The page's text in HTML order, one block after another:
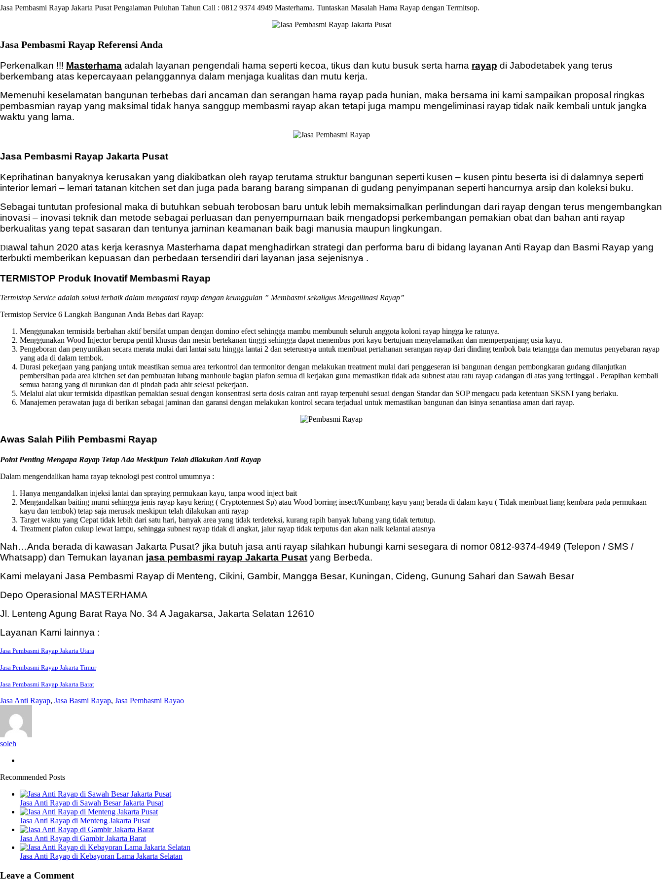
Jasa Pembasmi Rayap Jakarta Pusat Pengalaman Puluhan Tahun Call : 0812 9374 4949 Masterhama. Tuntaskan Masalah Hama Rayap dengan Termitsop.
Jasa Pembasmi Rayap Referensi Anda
Perkenalkan !!! Masterhama adalah layanan pengendali hama seperti kecoa, tikus dan kutu busuk serta hama rayap di Jabodetabek yang terus
berkembang atas kepercayaan pelanggannya dalam menjaga kualitas dan mutu kerja.
Memenuhi keselamatan bangunan terbebas dari ancaman dan serangan hama rayap pada hunian, maka bersama ini kami sampaikan proposal ringkas
pembasmian rayap yang maksimal tidak hanya sanggup membasmi rayap akan tetapi juga mampu mengeliminasi rayap tidak naik kembali untuk jangka
waktu yang lama.
Jasa Pembasmi Rayap Jakarta Pusat
Keprihatinan banyaknya kerusakan yang diakibatkan oleh rayap terutama struktur bangunan seperti kusen – kusen pintu beserta isi di dalamnya seperti
interior lemari – lemari tatanan kitchen set dan juga pada barang barang simpanan di gudang penyimpanan seperti hancurnya arsip dan koleksi buku.
Sebagai tuntutan profesional maka di butuhkan sebuah terobosan baru untuk lebih memaksimalkan perlindungan dari rayap dengan terus mengembangkan
inovasi – inovasi teknik dan metode sebagai perluasan dan penyempurnaan baik mengadopsi perkembangan pemakian obat dan bahan anti rayap
berkualitas yang tepat sasaran dan tentunya jaminan keamanan baik bagi manusia maupun lingkungan.
Diawal tahun 2020 atas kerja kerasnya Masterhama dapat menghadirkan strategi dan performa baru di bidang layanan Anti Rayap dan Basmi Rayap yang
terbukti memberikan kepuasan dan perbedaan tersendiri dari layanan jasa sejenisnya .
TERMISTOP Produk Inovatif Membasmi Rayap
Termistop Service adalah solusi terbaik dalam mengatasi rayap dengan keunggulan ” Membasmi sekaligus Mengeilinasi Rayap”
Termistop Service 6 Langkah Bangunan Anda Bebas dari Rayap:
Menggunakan termisida berbahan aktif bersifat umpan dengan domino efect sehingga mambu membunuh seluruh anggota koloni rayap hingga ke ratunya.
Menggunakan Wood Injector berupa pentil khusus dan mesin bertekanan tinggi sehingga dapat menembus pori kayu bertujuan menyelamatkan dan memperpanjang usia kayu.
Pengeboran dan penyuntikan secara merata mulai dari lantai satu hingga lantai 2 dan seterusnya untuk membuat pertahanan serangan rayap dari dinding tembok bata tetangga dan memutus penyebaran rayap
yang ada di dalam tembok.
Durasi pekerjaan yang panjang untuk meastikan semua area terkontrol dan termonitor dengan melakukan treatment mulai dari penggeseran isi bangunan dengan pembongkaran gudang dilanjutkan
pembersihan pada area kitchen set dan pembuatan lubang manhoule bagian plafon semua di kerjakan guna memastikan tidak ada subnest atau ratu rayap cadangan di atas yang tertinggal . Perapihan kembali
semua barang yang di turunkan dan di pindah pada ahir selesai pekerjaan.
Melalui alat ukur termisida dipastikan pemakian sesuai dengan konsentrasi serta dosis cairan anti rayap terpenuhi sesuai dengan Standar dan SOP mengacu pada ketentuan SKSNI yang berlaku.
Manajemen perawatan juga di berikan sebagai jaminan dan garansi dengan melakukan kontrol secara terjadual untuk memastikan bangunan dan isinya senantiasa aman dari rayap.
Awas Salah Pilih Pembasmi Rayap
Point Penting Mengapa Rayap Tetap Ada Meskipun Telah dilakukan Anti Rayap
Dalam mengendalikan hama rayap teknologi pest control umumnya :
Hanya mengandalkan injeksi lantai dan spraying permukaan kayu, tanpa wood inject bait
Mengandalkan baiting murni sehingga jenis rayap kayu kering ( Cryptotermest Sp) atau Wood borring insect/Kumbang kayu yang berada di dalam kayu ( Tidak membuat liang kembara pada permukaan
kayu dan tembok) tetap saja merusak meskipun telah dilakukan anti rayap
Target waktu yang Cepat tidak lebih dari satu hari, banyak area yang tidak terdeteksi, kurang rapih banyak lubang yang tidak tertutup.
Treatment plafon cukup lewat lampu, sehingga subnest rayap tidak di angkat, jalur rayap tidak terputus dan akan naik kelantai atasnya
Nah…Anda berada di kawasan Jakarta Pusat? jika butuh jasa anti rayap silahkan hubungi kami sesegara di nomor 0812-9374-4949 (Telepon / SMS /
Whatsapp) dan Temukan layanan jasa pembasmi rayap Jakarta Pusat yang Berbeda.
Kami melayani Jasa Pembasmi Rayap di Menteng, Cikini, Gambir, Mangga Besar, Kuningan, Cideng, Gunung Sahari dan Sawah Besar
Depo Operasional MASTERHAMA
Jl. Lenteng Agung Barat Raya No. 34 A Jagakarsa, Jakarta Selatan 12610
Layanan Kami lainnya :
Jasa Pembasmi Rayap Jakarta Utara
Jasa Pembasmi Rayap Jakarta Timur
Jasa Pembasmi Rayap Jakarta Barat
Jasa Anti Rayap, Jasa Basmi Rayap, Jasa Pembasmi Rayao
soleh
Recommended Posts
Jasa Anti Rayap di Sawah Besar Jakarta Pusat
Jasa Anti Rayap di Menteng Jakarta Pusat
Jasa Anti Rayap di Gambir Jakarta Barat
Jasa Anti Rayap di Kebayoran Lama Jakarta Selatan
Leave a Comment